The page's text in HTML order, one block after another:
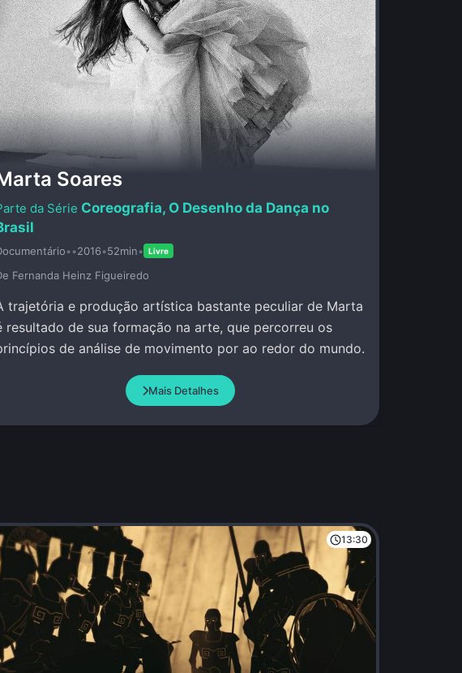
Soares
Coreografia, O Desenho da Dança no
••2016•52min• Livre
Fernanda Heinz Figueiredo
trajetória e produção artística bastante peculiar de Marta
resultado de sua formação na arte, que percorreu os
de análise de movimento por ao redor do mundo.
Mais Detalhes
13:30